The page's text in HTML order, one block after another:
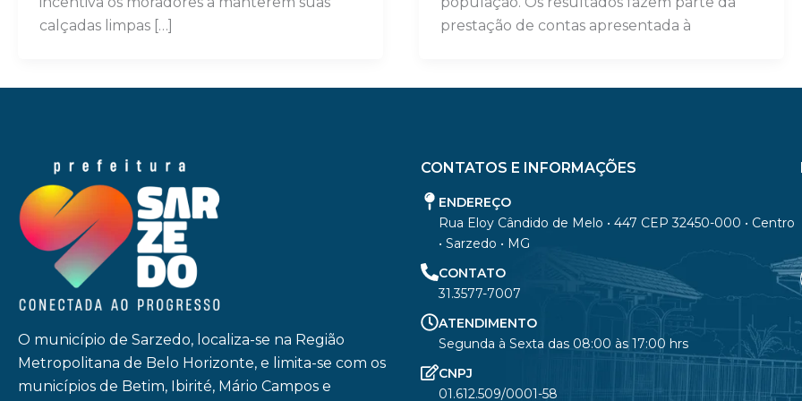
calçadas limpas […]
prestação de contas apresentada à
O município de Sarzedo, localiza-se na Região
Metropolitana de Belo Horizonte, e limita-se com os
municípios de Betim, Ibirité, Mário Campos e
CONTATOS E INFORMAÇÕES
ENDEREÇO
Rua Eloy Cândido de Melo • 447 CEP 32450-000 • Centro
• Sarzedo • MG
CONTATO
31.3577-7007
ATENDIMENTO
Segunda à Sexta das 08:00 às 17:00 hrs
CNPJ
01.612.509/0001-58